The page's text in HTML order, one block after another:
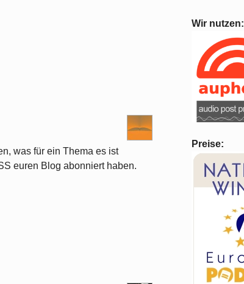
was für ein Thema es ist
euren Blog abonniert haben.
Wir nutzen:
Preise: